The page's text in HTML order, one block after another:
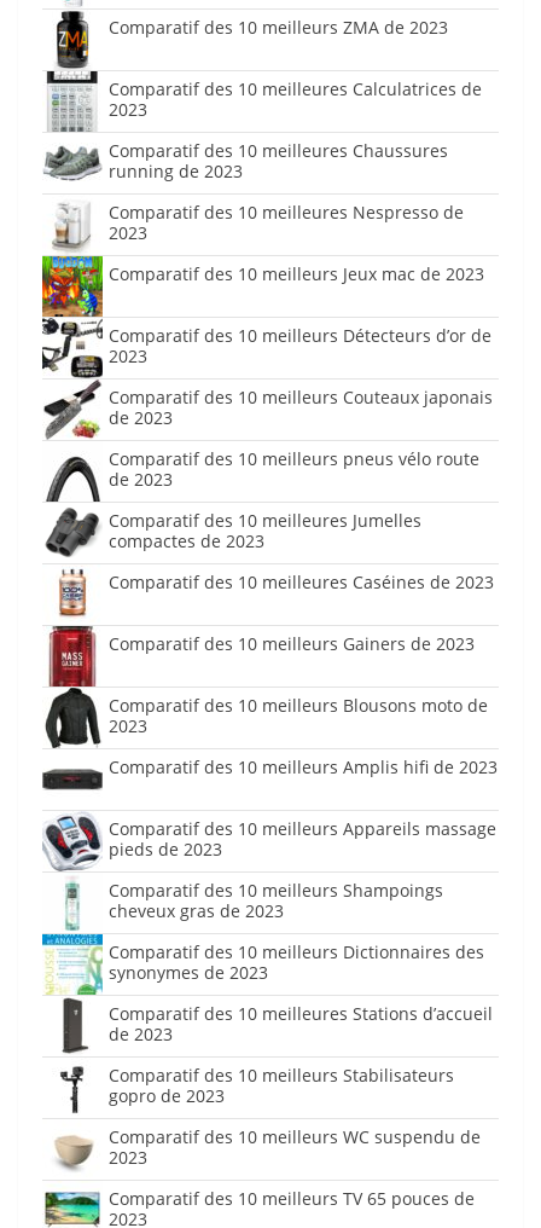
Comparatif des 10 meilleurs ZMA de 2023
Comparatif des 10 meilleures Calculatrices de
2023
Comparatif des 10 meilleures Chaussures
running de 2023
Comparatif des 10 meilleures Nespresso de
2023
Comparatif des 10 meilleurs Jeux mac de 2023
Comparatif des 10 meilleurs Détecteurs d’or de
2023
Comparatif des 10 meilleurs Couteaux japonais
de 2023
Comparatif des 10 meilleurs pneus vélo route
de 2023
Comparatif des 10 meilleures Jumelles
compactes de 2023
Comparatif des 10 meilleures Caséines de 2023
Comparatif des 10 meilleurs Gainers de 2023
Comparatif des 10 meilleurs Blousons moto de
2023
Comparatif des 10 meilleurs Amplis hifi de 2023
Comparatif des 10 meilleurs Appareils massage
pieds de 2023
Comparatif des 10 meilleurs Shampoings
cheveux gras de 2023
Comparatif des 10 meilleurs Dictionnaires des
synonymes de 2023
Comparatif des 10 meilleures Stations d’accueil
de 2023
Comparatif des 10 meilleurs Stabilisateurs
gopro de 2023
Comparatif des 10 meilleurs WC suspendu de
2023
Comparatif des 10 meilleurs TV 65 pouces de
2023